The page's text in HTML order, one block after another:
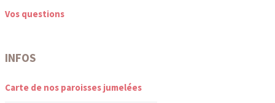
Vos questions
INFOS
Carte de nos paroisses jumelées